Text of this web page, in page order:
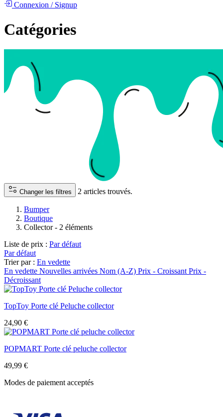
Connexion /Signup
Catégories
Changer les filtres 2 articles trouvés.
Bumper
Boutique
Collector- 2 éléments
Liste de prix : Par défaut
Par défaut
Trier par : En vedette
En vedette Nouvelles arrivées Nom (A-Z) Prix - Croissant Prix -
Décroissant
TopToy Porte clé Peluche collector
24,90 €
POPMART Porte clé peluche collector
49,99 €
Modes de paiement acceptés